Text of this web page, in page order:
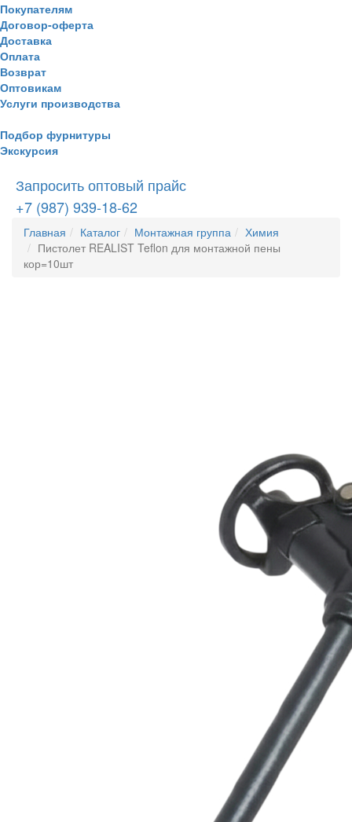
Покупателям
Договор-оферта
Доставка
Оплата
Возврат
Оптовикам
Услуги производства
Подбор фурнитуры
Экскурсия
Запросить оптовый прайс
+7 (987) 939-18-62
Главная Каталог Монтажная группа
Химия
Пистолет REALIST Teflon для монтажной пены
кор=10шт